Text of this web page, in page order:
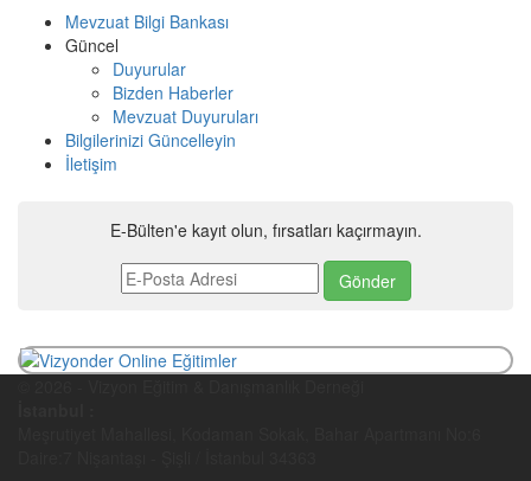
Mevzuat Bilgi Bankası
Güncel
Duyurular
Bizden Haberler
Mevzuat Duyuruları
Bilgilerinizi Güncelleyin
İletişim
E-Bülten'e kayıt olun, fırsatları kaçırmayın.